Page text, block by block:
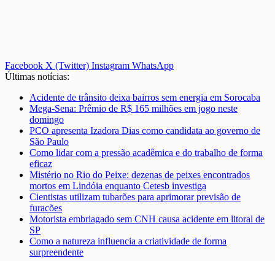
Facebook X (Twitter) Instagram WhatsApp
Últimas notícias:
Acidente de trânsito deixa bairros sem energia em Sorocaba
Mega-Sena: Prêmio de R$ 165 milhões em jogo neste
domingo
PCO apresenta Izadora Dias como candidata ao governo de
São Paulo
Como lidar com a pressão acadêmica e do trabalho de forma
eficaz
Mistério no Rio do Peixe: dezenas de peixes encontrados
mortos em Lindóia enquanto Cetesb investiga
Cientistas utilizam tubarões para aprimorar previsão de
furacões
Motorista embriagado sem CNH causa acidente em litoral de
SP
Como a natureza influencia a criatividade de forma
surpreendente